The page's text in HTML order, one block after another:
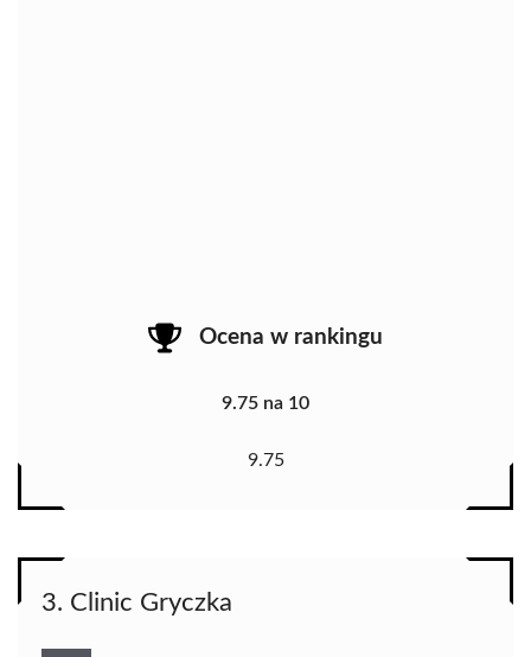
Ocena w rankingu
9.75 na 10
9.75
3. Clinic Gryczka